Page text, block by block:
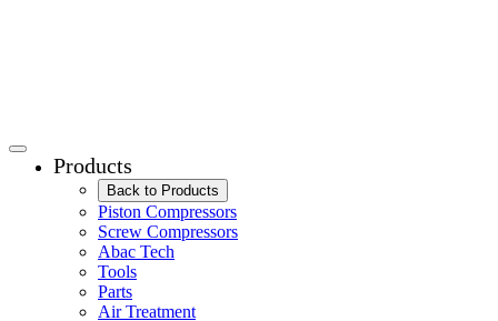
Products
Back to Products
Piston Compressors
Screw Compressors
Abac Tech
Tools
Parts
Air Treatment